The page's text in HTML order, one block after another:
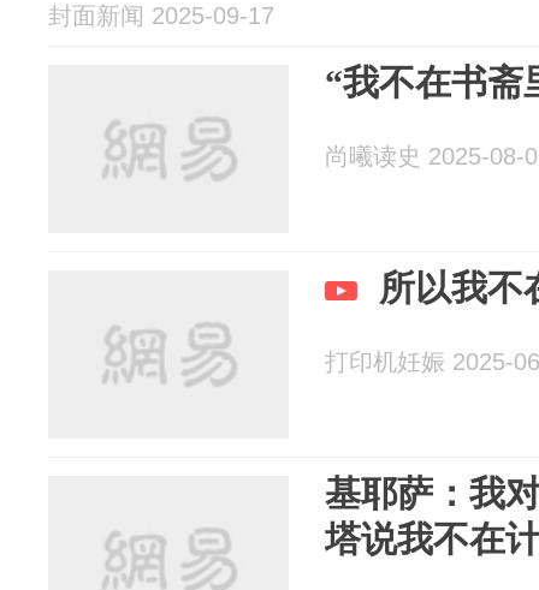
封面新闻 2025-09-17
“我不在书斋
尚曦读史 2025-08-
所以我不
打印机妊娠 2025-
基耶萨：我
塔说我不在